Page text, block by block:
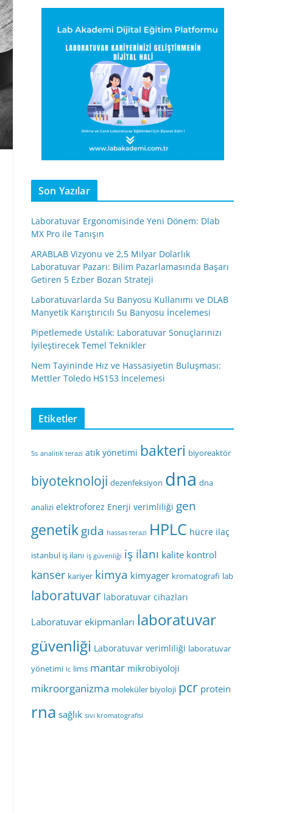
Son Yazılar
Laboratuvar Ergonomisinde Yeni Dönem: Dlab
MX Pro ile Tanışın
ARABLAB Vizyonu ve 2,5 Milyar Dolarlık
Laboratuvar Pazarı: Bilim Pazarlamasında Başarı
Getiren 5 Ezber Bozan Strateji
Laboratuvarlarda Su Banyosu Kullanımı ve DLAB
Manyetik Karıştırıcılı Su Banyosu İncelemesi
Pipetlemede Ustalık: Laboratuvar Sonuçlarınızı
İyileştirecek Temel Teknikler
Nem Tayininde Hız ve Hassasiyetin Buluşması:
Mettler Toledo HS153 İncelemesi
Etiketler
5s analitik terazi atık yönetimi bakteri biyoreaktör
biyoteknoloji dezenfeksiyon dna dna
analizi elektroforez Enerji verimliliği gen
genetikgıda hassas terazi HPLC hücre ilaç
istanbul iş ilanı iş güvenliği iş ilanı kalite kontrol
kanser kariyer kimya kimyager kromatografi lab
laboratuvar laboratuvar cihazları
Laboratuvar ekipmanları laboratuvar
güvenliği Laboratuvar verimliliği laboratuvar
yönetimi lc lims mantar mikrobiyoloji
mikroorganizma moleküler biyoloji pcr protein
rna sağlık sıvı kromatografisi